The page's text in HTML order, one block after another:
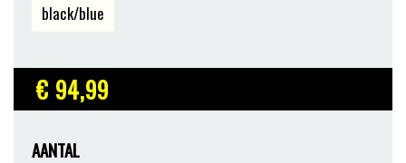
black/blue
€ 94,99
AANTAL